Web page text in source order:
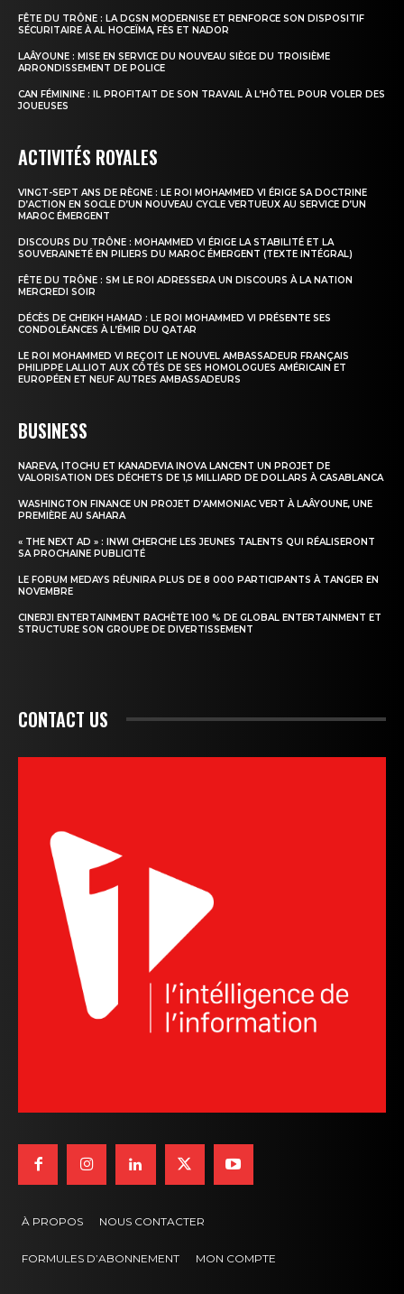
FÊTE DU TRÔNE : LA DGSN MODERNISE ET RENFORCE SON DISPOSITIF
SÉCURITAIRE À AL HOCEÏMA, FÈS ET NADOR
LAÂYOUNE : MISE EN SERVICE DU NOUVEAU SIÈGE DU TROISIÈME
ARRONDISSEMENT DE POLICE
CAN FÉMININE : IL PROFITAIT DE SON TRAVAIL À L’HÔTEL POUR VOLER DES
JOUEUSES
ACTIVITÉS ROYALES
VINGT-SEPT ANS DE RÈGNE : LE ROI MOHAMMED VI ÉRIGE SA DOCTRINE
D’ACTION EN SOCLE D’UN NOUVEAU CYCLE VERTUEUX AU SERVICE D’UN
MAROC ÉMERGENT
DISCOURS DU TRÔNE : MOHAMMED VI ÉRIGE LA STABILITÉ ET LA
SOUVERAINETÉ EN PILIERS DU MAROC ÉMERGENT (TEXTE INTÉGRAL)
FÊTE DU TRÔNE : SM LE ROI ADRESSERA UN DISCOURS À LA NATION
MERCREDI SOIR
DÉCÈS DE CHEIKH HAMAD : LE ROI MOHAMMED VI PRÉSENTE SES
CONDOLÉANCES À L’ÉMIR DU QATAR
LE ROI MOHAMMED VI REÇOIT LE NOUVEL AMBASSADEUR FRANÇAIS
PHILIPPE LALLIOT AUX CÔTÉS DE SES HOMOLOGUES AMÉRICAIN ET
EUROPÉEN ET NEUF AUTRES AMBASSADEURS
BUSINESS
NAREVA, ITOCHU ET KANADEVIA INOVA LANCENT UN PROJET DE
VALORISATION DES DÉCHETS DE 1,5 MILLIARD DE DOLLARS À CASABLANCA
WASHINGTON FINANCE UN PROJET D’AMMONIAC VERT À LAÂYOUNE, UNE
PREMIÈRE AU SAHARA
« THE NEXT AD » : INWI CHERCHE LES JEUNES TALENTS QUI RÉALISERONT
SA PROCHAINE PUBLICITÉ
LE FORUM MEDAYS RÉUNIRA PLUS DE 8 000 PARTICIPANTS À TANGER EN
NOVEMBRE
CINERJI ENTERTAINMENT RACHÈTE 100 % DE GLOBAL ENTERTAINMENT ET
STRUCTURE SON GROUPE DE DIVERTISSEMENT
CONTACT US
À PROPOS NOUS CONTACTER
FORMULES D’ABONNEMENT MON COMPTE